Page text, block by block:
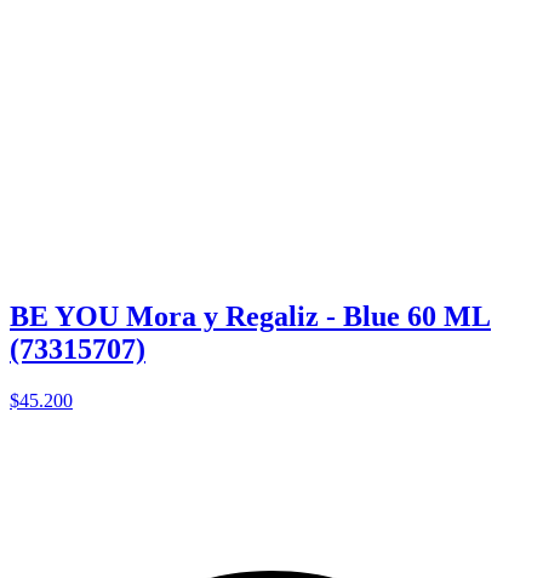
BE YOU Mora y Regaliz - Blue 60 ML
(73315707)
$45.200